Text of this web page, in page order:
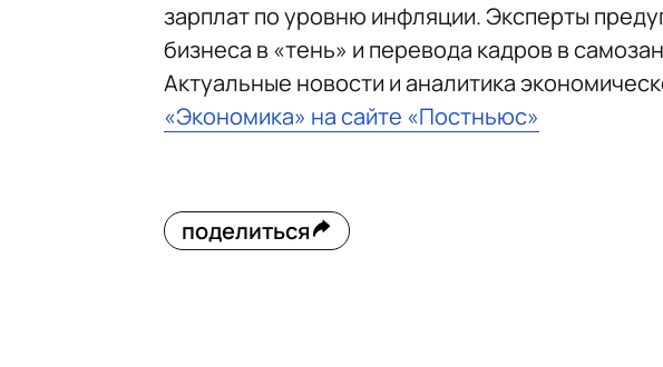
зарплат по уровню инфляции. Эксперты
бизнеса в «тень» и перевода кадров в
Актуальные новости и аналитика
«Экономика» на сайте «Постньюс»
поделиться